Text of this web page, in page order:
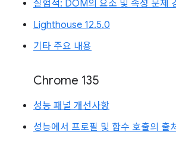
실험적: DOM의 요소 및 속성 문제
Lighthouse 12.5.0
기타 주요 내용
Chrome 135
성능 패널 개선사항
성능에서 프로필 및 함수 호출의 출